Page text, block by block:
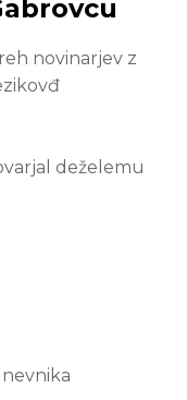
novinarjev z
deželemu